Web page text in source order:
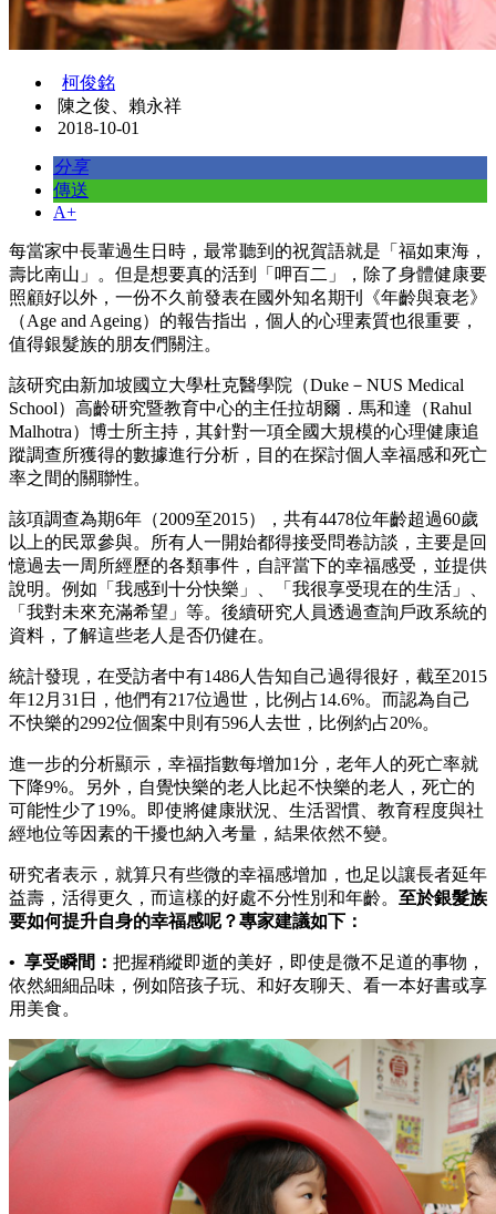
柯俊銘
陳之俊、賴永祥
2018-10-01
分享
傳送
A+
每當家中長輩過生日時，最常聽到的祝賀語就是「福如東海，
壽比南山」。但是想要真的活到「呷百二」，除了身體健康要
照顧好以外，一份不久前發表在國外知名期刊《年齡與衰老》
（Age and Ageing）的報告指出，個人的心理素質也很重要，
值得銀髮族的朋友們關注。
該研究由新加坡國立大學杜克醫學院（Duke－NUS Medical
School）高齡研究暨教育中心的主任拉胡爾．馬和達（Rahul
Malhotra）博士所主持，其針對一項全國大規模的心理健康追
蹤調查所獲得的數據進行分析，目的在探討個人幸福感和死亡
率之間的關聯性。
該項調查為期6年（2009至2015），共有4478位年齡超過60歲
以上的民眾參與。所有人一開始都得接受問卷訪談，主要是回
憶過去一周所經歷的各類事件，自評當下的幸福感受，並提供
說明。例如「我感到十分快樂」、「我很享受現在的生活」、
「我對未來充滿希望」等。後續研究人員透過查詢戶政系統的
資料，了解這些老人是否仍健在。
統計發現，在受訪者中有1486人告知自己過得很好，截至2015
年12月31日，他們有217位過世，比例占14.6%。而認為自己
不快樂的2992位個案中則有596人去世，比例約占20%。
進一步的分析顯示，幸福指數每增加1分，老年人的死亡率就
下降9%。另外，自覺快樂的老人比起不快樂的老人，死亡的
可能性少了19%。即使將健康狀況、生活習慣、教育程度與社
經地位等因素的干擾也納入考量，結果依然不變。
研究者表示，就算只有些微的幸福感增加，也足以讓長者延年
益壽，活得更久，而這樣的好處不分性別和年齡。 至於銀髮族
要如何提升自身的幸福感呢？專家建議如下：
• 享受瞬間： 把握稍縱即逝的美好，即使是微不足道的事物，
依然細細品味，例如陪孩子玩、和好友聊天、看一本好書或享
用美食。